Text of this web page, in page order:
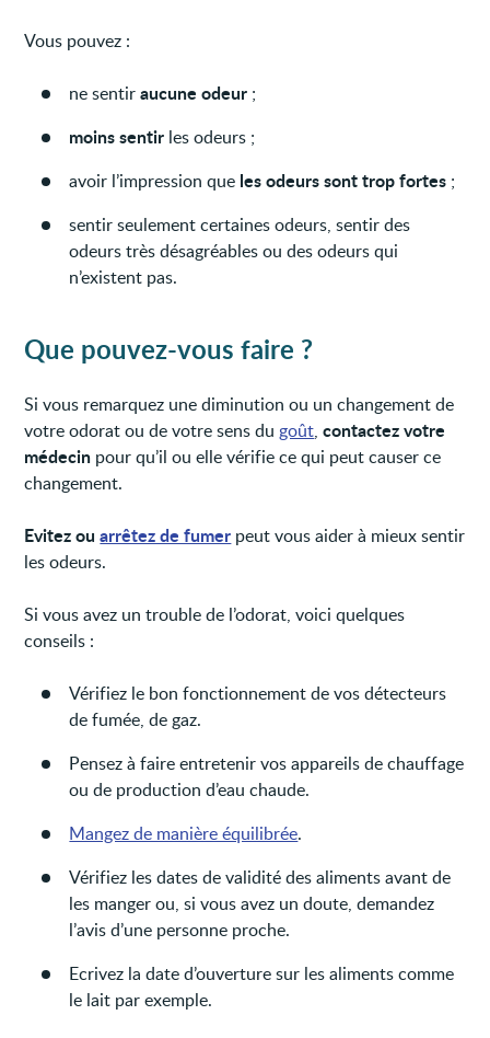
Vous pouvez :
ne sentiraucune odeur ;
moins sentir les odeurs ;
avoir l’impression que les odeurs sont trop fortes ;
sentir seulement certaines odeurs, sentir des
odeurs très désagréables ou des odeurs qui
n’existent pas.
Que pouvez-vous faire ?
Si vous remarquez une diminution ou un changement de
votre odorat ou de votre sens du goût,contactez votre
médecin pour qu’il ou elle vérifie ce qui peut causer ce
changement.
Evitez ouarrêtez de fumer peut vous aider à mieux sentir
les odeurs.
Si vous avez un trouble de l’odorat, voici quelques
conseils :
Vérifiez le bon fonctionnement de vos détecteurs
de fumée, de gaz.
Pensez à faire entretenir vos appareils de chauffage
ou de production d’eau chaude.
Mangez de manière équilibrée.
Vérifiez les dates de validité des aliments avant de
les manger ou, si vous avez un doute, demandez
l’avis d’une personne proche.
Ecrivez la date d’ouverture sur les aliments comme
le lait par exemple.